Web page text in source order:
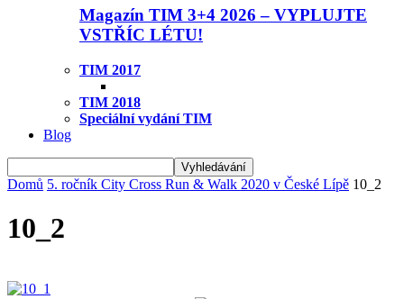
Magazín TIM 3+4 2026 – VYPLUJTE
VSTŘÍC LÉTU!
TIM 2017
TIM 2018
Speciální vydání TIM
Blog
Domů 5. ročník City Cross Run & Walk 2020 v České Lípě 10_2
10_2